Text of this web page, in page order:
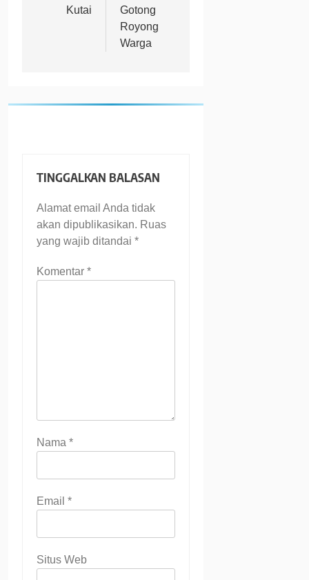
Kutai
Gotong
Royong
Warga
TINGGALKAN BALASAN
Alamat email Anda tidak
akan dipublikasikan. Ruas
yang wajib ditandai *
Komentar *
Nama *
Email *
Situs Web